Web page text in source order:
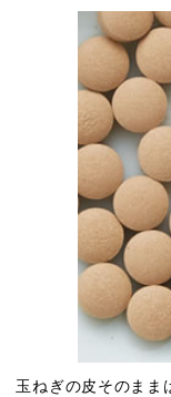
玉ねぎの皮そのまま